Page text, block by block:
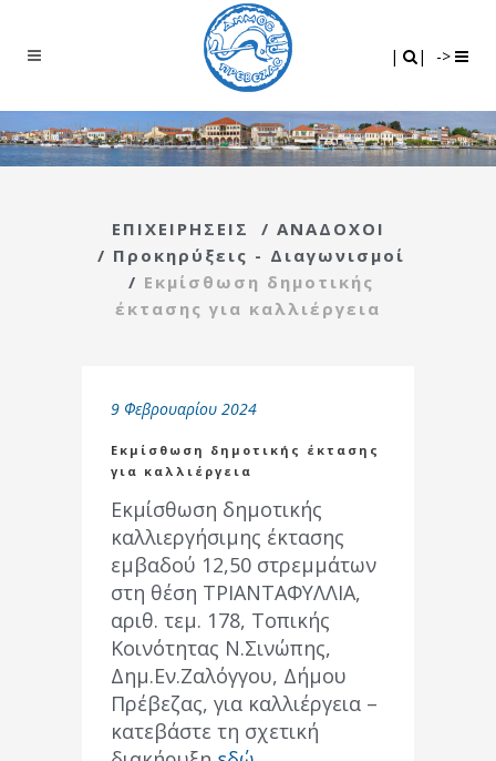
| | ->
ΕΠΙΧΕΙΡΗΣΕΙΣ / ΑΝΑΔΟΧΟΙ
/ Προκηρύξεις - Διαγωνισμοί
/ Εκμίσθωση δημοτικής
έκτασης για καλλιέργεια
9 Φεβρουαρίου 2024
Εκμίσθωση δημοτικής έκτασης
για καλλιέργεια
Εκμίσθωση δημοτικής
καλλιεργήσιμης έκτασης
εμβαδού 12,50 στρεμμάτων
στη θέση ΤΡΙΑΝΤΑΦΥΛΛΙΑ,
αριθ. τεμ. 178, Τοπικής
Κοινότητας Ν.Σινώπης,
Δημ.Εν.Ζαλόγγου, Δήμου
Πρέβεζας, για καλλιέργεια –
κατεβάστε τη σχετική